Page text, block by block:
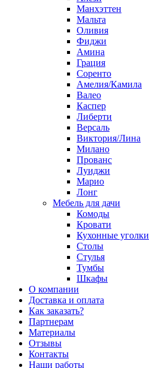
Манхэттен
Мальта
Оливия
Фиджи
Амина
Грация
Соренто
Амелия/Камила
Валео
Каспер
Либерти
Версаль
Виктория/Лина
Милано
Прованс
Луиджи
Марио
Лонг
Мебель для дачи
Комоды
Кровати
Кухонные уголки
Столы
Стулья
Тумбы
Шкафы
О компании
Доставка и оплата
Как заказать?
Партнерам
Материалы
Отзывы
Контакты
Наши работы